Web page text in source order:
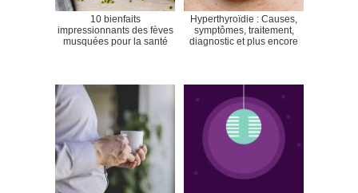
10 bienfaits
impressionnants des fèves
musquées pour la santé
Hyperthyroïdie : Causes,
symptômes, traitement,
diagnostic et plus encore